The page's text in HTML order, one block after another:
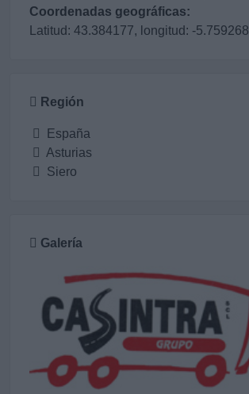
Coordenadas geográficas:
Latitud: 43.384177, longitud: -5.759268
Región
España
Asturias
Siero
Galería